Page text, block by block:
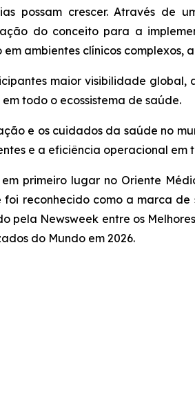
possam crescer. Através de
do conceito para a
ambientes clínicos complexos,
maior visibilidade
todo o ecossistema de saúde.
e os cuidados da saúde no
e a eficiência operacional em
primeiro lugar no Oriente
foi reconhecido como a marca
pela Newsweek entre os
do Mundo em 2026.